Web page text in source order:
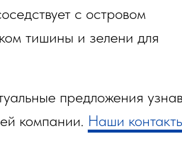
с островом
тишины и зелени для
предложения
компании. Наши